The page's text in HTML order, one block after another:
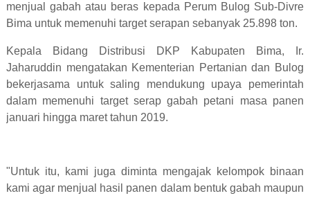
menjual gabah atau beras kepada Perum Bulog Sub-Divre
Bima untuk memenuhi target serapan sebanyak 25.898 ton.
Kepala Bidang Distribusi DKP Kabupaten Bima, Ir.
Jaharuddin mengatakan Kementerian Pertanian dan Bulog
bekerjasama untuk saling mendukung upaya pemerintah
dalam memenuhi target serap gabah petani masa panen
januari hingga maret tahun 2019.
"Untuk itu, kami juga diminta mengajak kelompok binaan
kami agar menjual hasil panen dalam bentuk gabah maupun